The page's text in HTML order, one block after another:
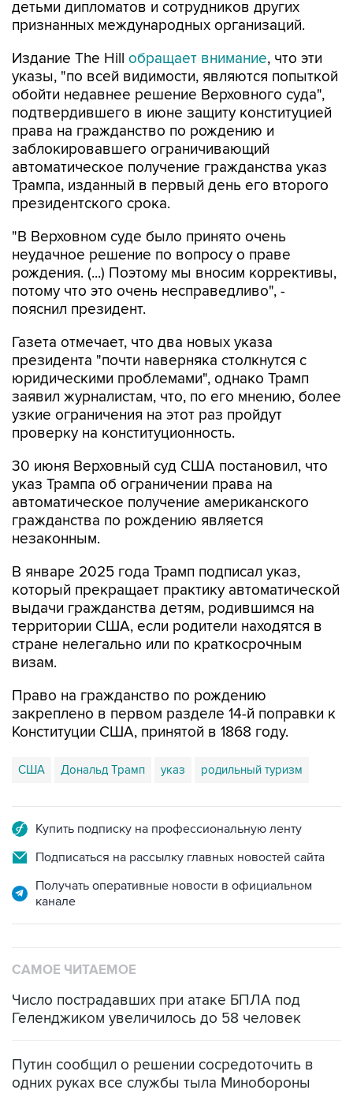
детьми дипломатов и сотрудников других
признанных международных организаций.
Издание The Hill обращает внимание, что эти
указы, "по всей видимости, являются попыткой
обойти недавнее решение Верховного суда",
подтвердившего в июне защиту конституцией
права на гражданство по рождению и
заблокировавшего ограничивающий
автоматическое получение гражданства указ
Трампа, изданный в первый день его второго
президентского срока.
"В Верховном суде было принято очень
неудачное решение по вопросу о праве
рождения. (...) Поэтому мы вносим коррективы,
потому что это очень несправедливо", -
пояснил президент.
Газета отмечает, что два новых указа
президента "почти наверняка столкнутся с
юридическими проблемами", однако Трамп
заявил журналистам, что, по его мнению, более
узкие ограничения на этот раз пройдут
проверку на конституционность.
30 июня Верховный суд США постановил, что
указ Трампа об ограничении права на
автоматическое получение американского
гражданства по рождению является
незаконным.
В январе 2025 года Трамп подписал указ,
который прекращает практику автоматической
выдачи гражданства детям, родившимся на
территории США, если родители находятся в
стране нелегально или по краткосрочным
визам.
Право на гражданство по рождению
закреплено в первом разделе 14-й поправки к
Конституции США, принятой в 1868 году.
США Дональд Трамп указ родильный туризм
Купить подписку на профессиональную ленту
Подписаться на рассылку главных новостей сайта
Получать оперативные новости в официальном
канале
САМОЕ ЧИТАЕМОЕ
Число пострадавших при атаке БПЛА под
Геленджиком увеличилось до 58 человек
Путин сообщил о решении сосредоточить в
одних руках все службы тыла Минобороны